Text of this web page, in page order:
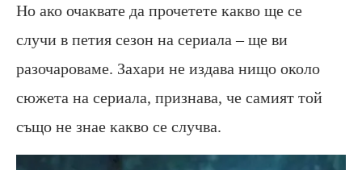
Но ако очаквате да прочетете какво ще се
случи в петия сезон на сериала – ще ви
разочароваме. Захари не издава нищо около
сюжета на сериала, признава, че самият той
също не знае какво се случва.